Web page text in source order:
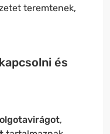
teremtenek,
és
,